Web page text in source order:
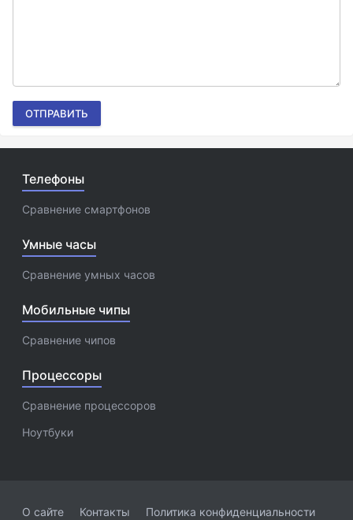
ОТПРАВИТЬ
Телефоны
Сравнение смартфонов
Умные часы
Сравнение умных часов
Мобильные чипы
Сравнение чипов
Процессоры
Сравнение процессоров
Ноутбуки
О сайте Контакты Политика конфиденциальности